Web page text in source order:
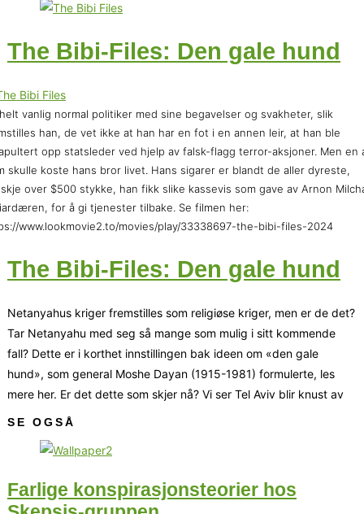
The Bibi-Files: Den gale hund
vanlig normal politiker med sine begavelser og svakheter, slik
han, de vet ikke at han har en fot i en annen leir, at han ble
opp statsleder ved hjelp av falsk-flagg terror-aksjoner. Men en
skulle koste hans bror livet. Hans sigarer er blandt de aller dyreste,
over $500 stykke, han fikk slike kassevis som gave av Arnon
for å gi tjenester tilbake. Se filmen her:
www.lookmovie2.to/movies/play/33338697-the-bibi-files-2024
The Bibi-Files: Den gale hund
Netanyahus kriger fremstilles som religiøse kriger, men er de det?
Tar Netanyahu med seg så mange som mulig i sitt kommende
fall? Dette er i korthet innstillingen bak ideen om «den gale
hund», som general Moshe Dayan (1915-1981) formulerte, les
mere her. Er det dette som skjer nå? Vi ser Tel Aviv blir knust av
SE OGSÅ
Farlige konspirasjonsteorier hos